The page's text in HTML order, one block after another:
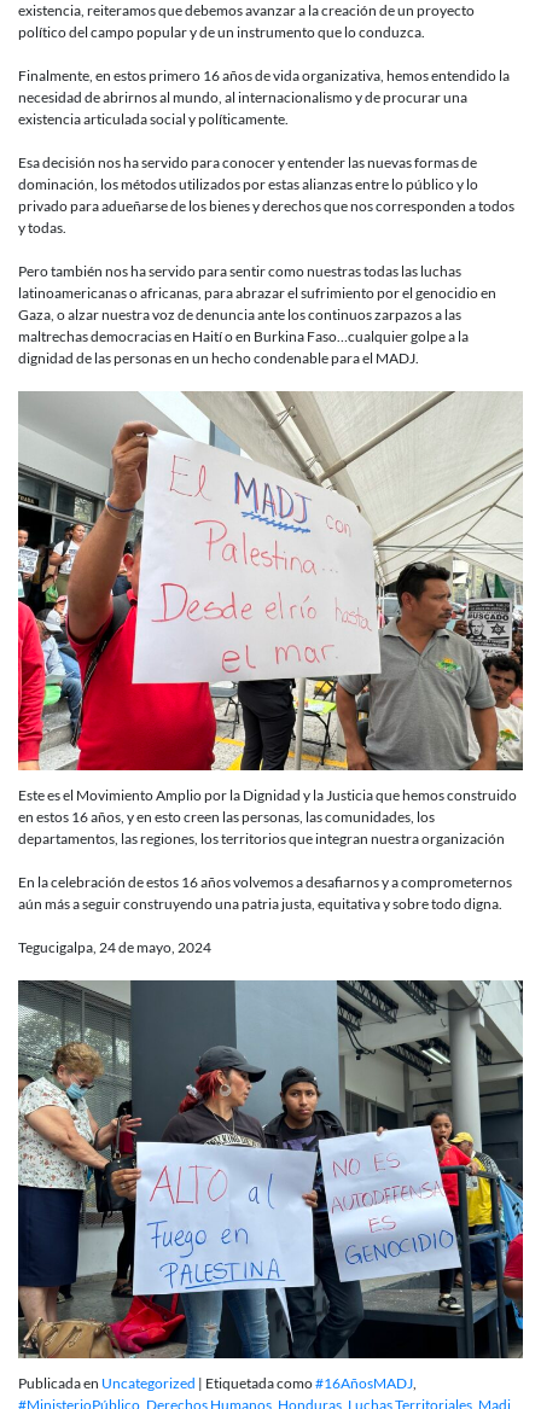
existencia, reiteramos que debemos avanzar a la creación de un proyecto
político del campo popular y de un instrumento que lo conduzca.
Finalmente, en estos primero 16 años de vida organizativa, hemos entendido la
necesidad de abrirnos al mundo, al internacionalismo y de procurar una
existencia articulada social y políticamente.
Esa decisión nos ha servido para conocer y entender las nuevas formas de
dominación, los métodos utilizados por estas alianzas entre lo público y lo
privado para adueñarse de los bienes y derechos que nos corresponden a todos
y todas.
Pero también nos ha servido para sentir como nuestras todas las luchas
latinoamericanas o africanas, para abrazar el sufrimiento por el genocidio en
Gaza, o alzar nuestra voz de denuncia ante los continuos zarpazos a las
maltrechas democracias en Haití o en Burkina Faso…cualquier golpe a la
dignidad de las personas en un hecho condenable para el MADJ.
Este es el Movimiento Amplio por la Dignidad y la Justicia que hemos construido
en estos 16 años, y en esto creen las personas, las comunidades, los
departamentos, las regiones, los territorios que integran nuestra organización
En la celebración de estos 16 años volvemos a desafiarnos y a comprometernos
aún más a seguir construyendo una patria justa, equitativa y sobre todo digna.
Tegucigalpa, 24 de mayo, 2024
Publicada en Uncategorized | Etiquetada como#16AñosMADJ,
#MinisterioPúblico Derechos Humanos Honduras Luchas Territoriales Madj